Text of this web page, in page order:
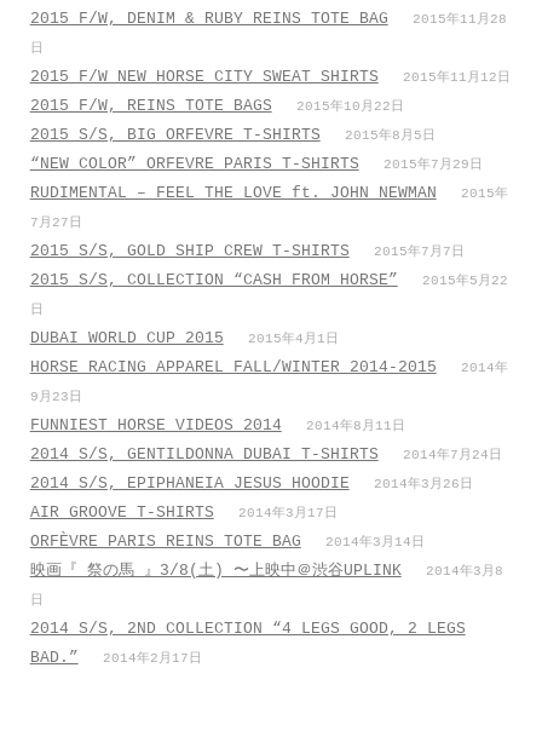
2015 F/W, DENIM & RUBY REINS TOTE BAG
2015年11月28
日
2015 F/W NEW HORSE CITY SWEAT SHIRTS 2015年11月12日
2015 F/W, REINS TOTE BAGS 2015年10月22日
2015 S/S, BIG ORFEVRE T-SHIRTS 2015年8月5日
“NEW COLOR” ORFEVRE PARIS T-SHIRTS 2015年7月29日
RUDIMENTAL – FEEL THE LOVE ft. JOHN NEWMAN
2015年
7月27日
2015 S/S, GOLD SHIP CREW T-SHIRTS 2015年7月7日
2015 S/S, COLLECTION “CASH FROM HORSE”
2015年5月22
日
DUBAI WORLD CUP 2015 2015年4月1日
HORSE RACING APPAREL FALL/WINTER 2014-2015
2014年
9月23日
FUNNIEST HORSE VIDEOS 2014 2014年8月11日
2014 S/S, GENTILDONNA DUBAI T-SHIRTS 2014年7月24日
2014 S/S, EPIPHANEIA JESUS HOODIE 2014年3月26日
AIR GROOVE T-SHIRTS 2014年3月17日
ORFÈVRE PARIS REINS TOTE BAG 2014年3月14日
映画『 祭の馬 』3/8(土) 〜上映中＠渋谷UPLINK
2014年3月8
日
2014 S/S, 2ND COLLECTION “4 LEGS GOOD, 2 LEGS
BAD.”
2014年2月17日